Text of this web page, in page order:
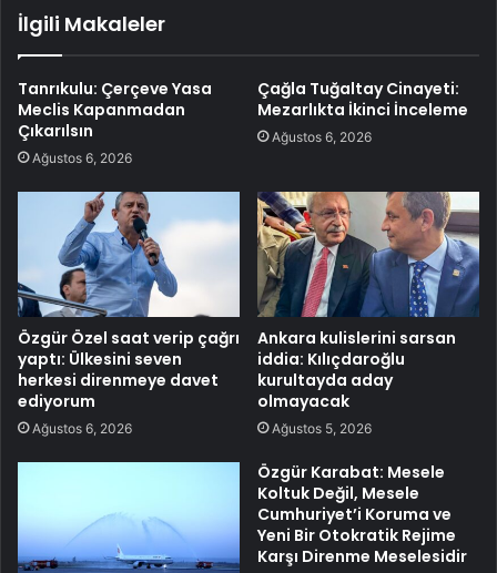
İlgili Makaleler
Tanrıkulu: Çerçeve Yasa
Meclis Kapanmadan
Çıkarılsın
Ağustos 6, 2026
Çağla Tuğaltay Cinayeti:
Mezarlıkta İkinci İnceleme
Ağustos 6, 2026
Özgür Özel saat verip çağrı
yaptı: Ülkesini seven
herkesi direnmeye davet
ediyorum
Ağustos 6, 2026
Ankara kulislerini sarsan
iddia: Kılıçdaroğlu
kurultayda aday
olmayacak
Ağustos 5, 2026
Özgür Karabat: Mesele
Koltuk Değil, Mesele
Cumhuriyet’i Koruma ve
Yeni Bir Otokratik Rejime
Karşı Direnme Meselesidir